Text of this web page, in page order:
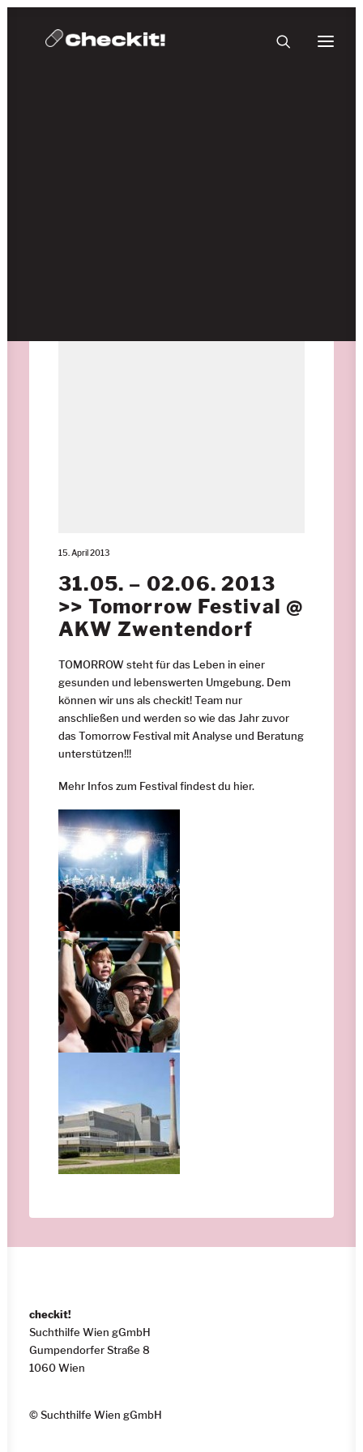
15. April 2013
31.05. – 02.06. 2013
>> Tomorrow Festival @
AKW Zwentendorf
TOMORROW steht für das Leben in einer
gesunden und lebenswerten Umgebung. Dem
können wir uns als checkit! Team nur
anschließen und werden so wie das Jahr zuvor
das Tomorrow Festival mit Analyse und Beratung
unterstützen!!!
Mehr Infos zum Festival findest du hier.
checkit!
Suchthilfe Wien gGmbH
Gumpendorfer Straße 8
1060 Wien
© Suchthilfe Wien gGmbH